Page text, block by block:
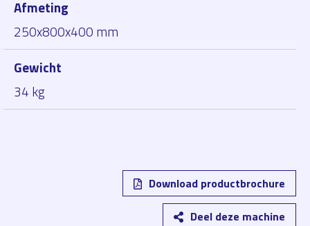
Afmeting
250x800x400 mm
Gewicht
34 kg
Download productbrochure
Deel deze machine